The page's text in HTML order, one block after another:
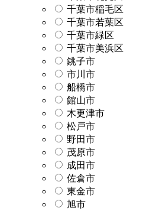
千葉市稲毛区
千葉市若葉区
千葉市緑区
千葉市美浜区
銚子市
市川市
船橋市
館山市
木更津市
松戸市
野田市
茂原市
成田市
佐倉市
東金市
旭市